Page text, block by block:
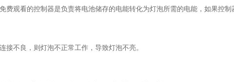
费观看的控制器是负责将电池储存的电能转化为灯泡所需的电能，如果控制
接不良，则灯泡不正常工作，导致灯泡不亮。